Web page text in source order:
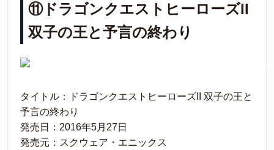
⑪ドラゴンクエストヒーローズII
双子の王と予言の終わり
タイトル：ドラゴンクエストヒーローズII 双子の王と
予言の終わり
発売日：2016年5月27日
発売元：スクウェア・エニックス